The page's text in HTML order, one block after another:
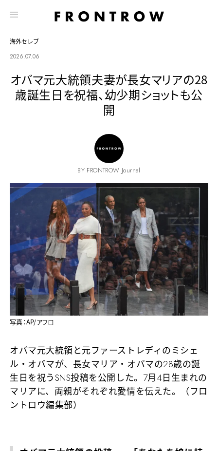
海外セレブ
2026.07.06
オバマ元大統領夫妻が長女マリアの28
歳誕生日を祝福、幼少期ショットも公
開
BY FRONTROW Journal
写真：AP/アフロ
オバマ元大統領と元ファーストレディのミシェ
ル・オバマが、長女マリア・オバマの28歳の誕
生日を祝うSNS投稿を公開した。7月4日生まれの
マリアに、両親がそれぞれ愛情を伝えた。（フロ
ントロウ編集部）